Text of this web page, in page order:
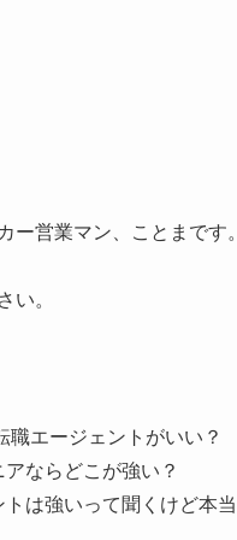
ー営業マン、ことまです
い。
職エージェントがいい？
ならどこが強い？
は強いって聞くけど本